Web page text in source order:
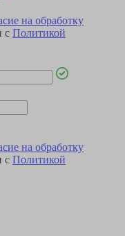
на обработку
с Политикой
на обработку
с Политикой